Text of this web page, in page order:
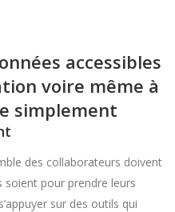
accessibles
voire même à
simplement
des collaborateurs doivent
soient pour prendre leurs
sur des outils qui